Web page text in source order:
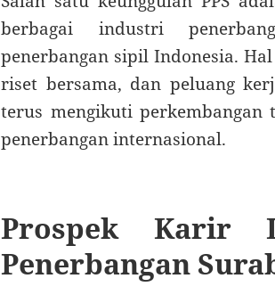
berbagai industri
penerbangan sipil Indonesia.
riset bersama, dan peluang
terus mengikuti perkembangan
penerbangan internasional.
Prospek Karir
Penerbangan